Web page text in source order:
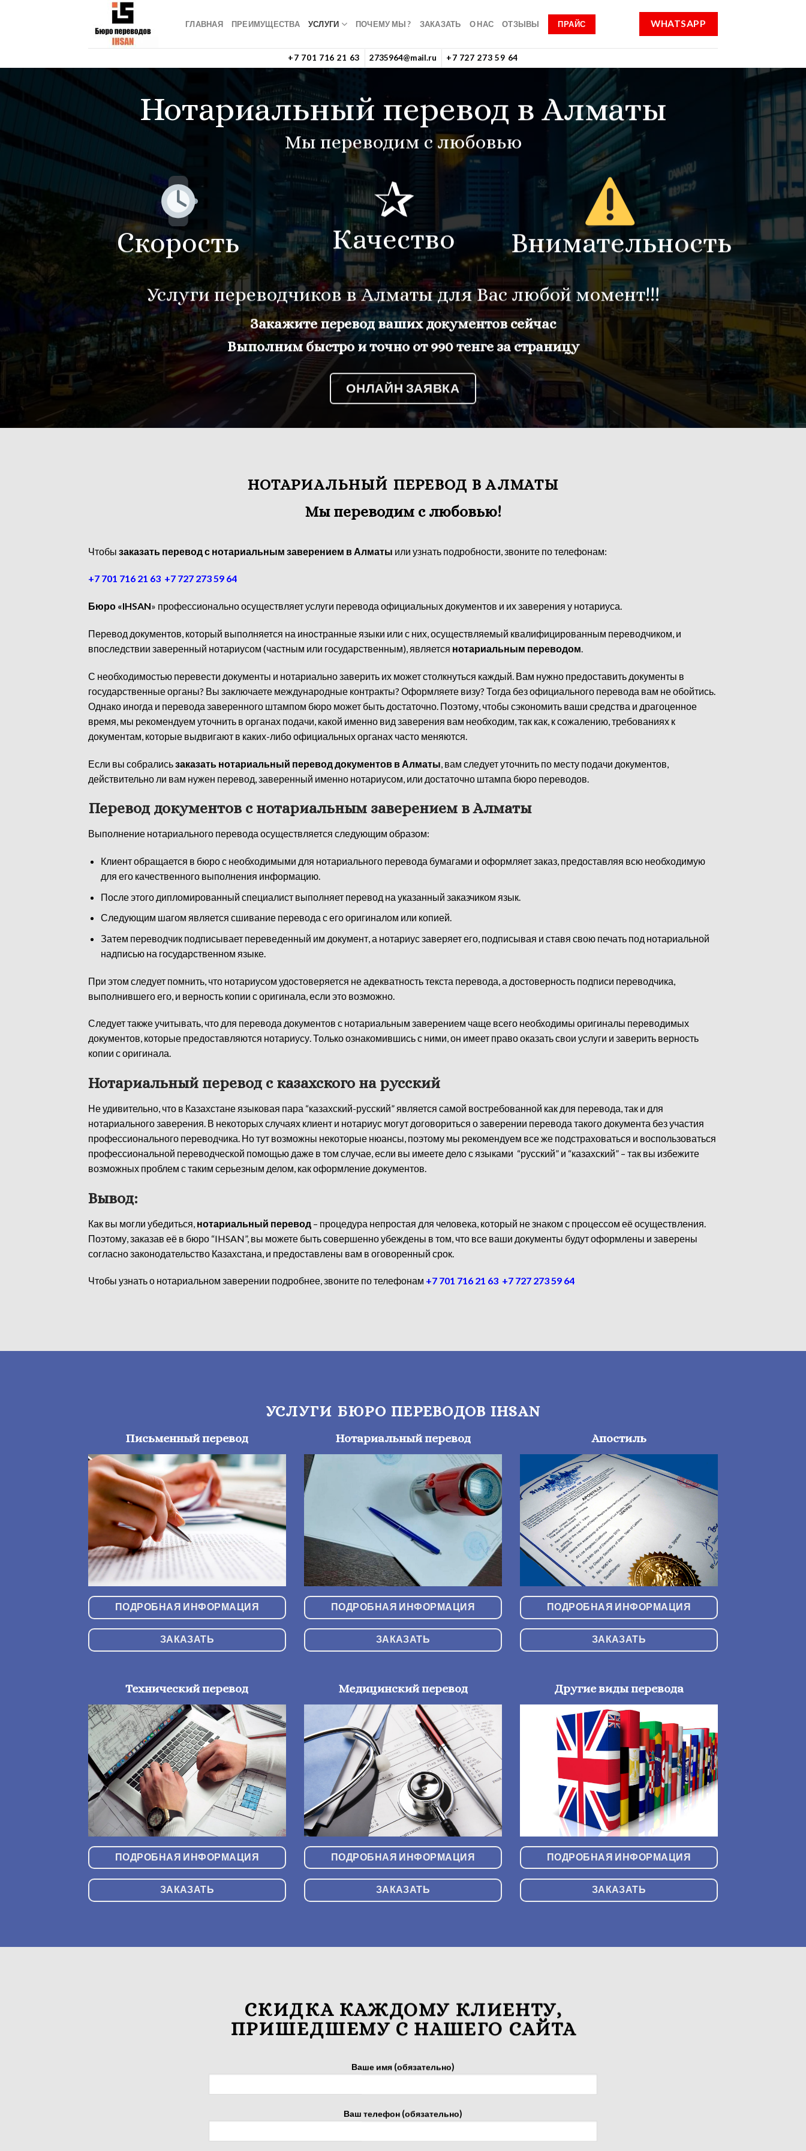
ГЛАВНАЯ ПРЕИМУЩЕСТВА УСЛУГИ ПОЧЕМУ МЫ ? ЗАКАЗАТЬ О НАС ОТЗЫВЫ ПРАЙС WHATSAPP
+7 701 716 21 63 2735964@mail.ru +7 727 273 59 64
Нотариальный перевод в Алматы
Мы переводим с любовью
Скорость
✰
Качество Внимательность
Услуги переводчиков в Алматы для Вас любой момент!!!
Закажите перевод ваших документов сейчас
Выполним быстро и точно от 990 тенге за страницу
ОНЛАЙН ЗАЯВКА
НОТАРИАЛЬНЫЙ ПЕРЕВОД В АЛМАТЫ
Мы переводим с любовью!
Чтобы заказать перевод с нотариальным заверением в Алматы или узнать подробности, звоните по телефонам:
+7 701 716 21 63 +7 727 273 59 64
Бюро «IHSAN» профессионально осуществляет услуги перевода официальных документов и их заверения у нотариуса.
Перевод документов, который выполняется на иностранные языки или с них, осуществляемый квалифицированным переводчиком, и
впоследствии заверенный нотариусом (частным или государственным), является нотариальным переводом.
С необходимостью перевести документы и нотариально заверить их может столкнуться каждый. Вам нужно предоставить документы в
государственные органы? Вы заключаете международные контракты? Оформляете визу? Тогда без официального перевода вам не обойтись.
Однако иногда и перевода заверенного штампом бюро может быть достаточно. Поэтому, чтобы сэкономить ваши средства и драгоценное
время, мы рекомендуем уточнить в органах подачи, какой именно вид заверения вам необходим, так как, к сожалению, требованиях к
документам, которые выдвигают в каких-либо официальных органах часто меняются.
Если вы собралисьзаказать нотариальный перевод документов в Алматы , вам следует уточнить по месту подачи документов,
действительно ли вам нужен перевод, заверенный именно нотариусом, или достаточно штампа бюро переводов.
Перевод документов с нотариальным заверением в Алматы
Выполнение нотариального перевода осуществляется следующим образом:
Клиент обращается в бюро с необходимыми для нотариального перевода бумагами и оформляет заказ, предоставляя всю необходимую
для его качественного выполнения информацию.
После этого дипломированный специалист выполняет перевод на указанный заказчиком язык.
Следующим шагом является сшивание перевода с его оригиналом или копией.
Затем переводчик подписывает переведенный им документ, а нотариус заверяет его, подписывая и ставя свою печать под нотариальной
надписью на государственном языке.
При этом следует помнить, что нотариусом удостоверяется не адекватность текста перевода, а достоверность подписи переводчика,
выполнившего его, и верность копии с оригинала, если это возможно.
Следует также учитывать, что для перевода документов с нотариальным заверением чаще всего необходимы оригиналы переводимых
документов, которые предоставляются нотариусу. Только ознакомившись с ними, он имеет право оказать свои услуги и заверить верность
копии с оригинала.
Нотариальный перевод с казахского на русский
Не удивительно, что в Казахстане языковая пара “казахский-русский” является самой востребованной как для перевода, так и для
нотариального заверения. В некоторых случаях клиент и нотариус могут договориться о заверении перевода такого документа без участия
профессионального переводчика. Но тут возможны некоторые нюансы, поэтому мы рекомендуем все же подстраховаться и воспользоваться
профессиональной переводческой помощью даже в том случае, если вы имеете дело с языками “русский” и “казахский” – так вы избежите
возможных проблем с таким серьезным делом, как оформление документов.
Вывод:
Как вы могли убедиться, нотариальный перевод – процедура непростая для человека, который не знаком с процессом её осуществления.
Поэтому, заказав её в бюро “IHSAN”, вы можете быть совершенно убеждены в том, что все ваши документы будут оформлены и заверены
согласно законодательство Казахстана, и предоставлены вам в оговоренный срок.
Чтобы узнать о нотариальном заверении подробнее, звоните по телефонам +7 701 716 21 63 +7 727 273 59 64
УСЛУГИ БЮРО ПЕРЕВОДОВ IHSAN
Письменный перевод
ПОДРОБНАЯ ИНФОРМАЦИЯ
ЗАКАЗАТЬ
Нотариальный перевод
ПОДРОБНАЯ ИНФОРМАЦИЯ
ЗАКАЗАТЬ
Апостиль
ПОДРОБНАЯ ИНФОРМАЦИЯ
ЗАКАЗАТЬ
Технический перевод
ПОДРОБНАЯ ИНФОРМАЦИЯ
ЗАКАЗАТЬ
Медицинский перевод
ПОДРОБНАЯ ИНФОРМАЦИЯ
ЗАКАЗАТЬ
Другие виды перевода
ПОДРОБНАЯ ИНФОРМАЦИЯ
ЗАКАЗАТЬ
СКИДКА КАЖДОМУ КЛИЕНТУ,
ПРИШЕДШЕМУ С НАШЕГО САЙТА
Ваше имя (обязательно)
Ваш телефон (обязательно)